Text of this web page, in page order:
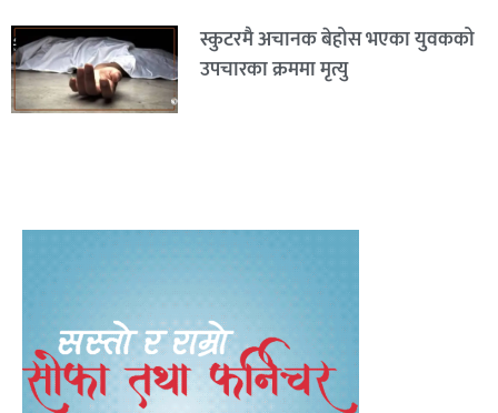
स्कुटरमै अचानक बेहोस भएका युवकको
उपचारका क्रममा मृत्यु